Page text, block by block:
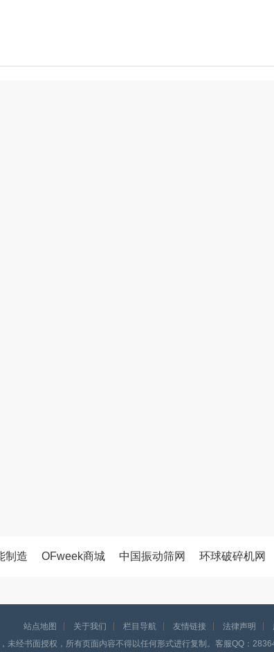
制造 OFweek商城 中国振动筛网 环球破碎机网
站点地图 关于我们 栏目导航 友情链接 法律声明
未经书面授权，所有页面内容不得以任何形式进行复制。客服QQ：